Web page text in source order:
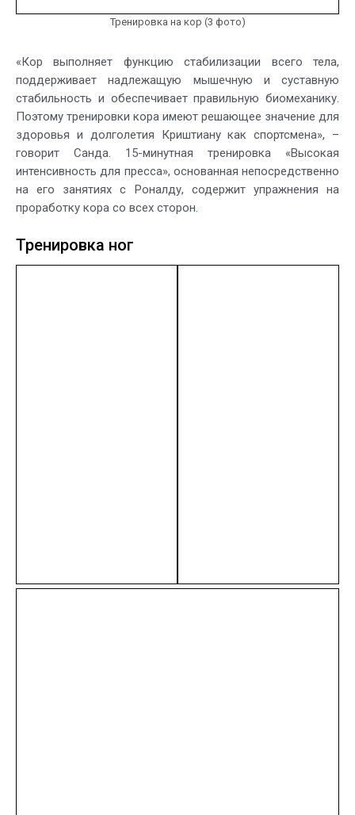
Тренировка на кор (3 фото)
«Кор выполняет функцию стабилизации всего тела,
поддерживает надлежащую мышечную и суставную
стабильность и обеспечивает правильную биомеханику.
Поэтому тренировки кора имеют решающее значение для
здоровья и долголетия Криштиану как спортсмена», –
говорит Санда. 15-минутная тренировка «Высокая
интенсивность для пресса», основанная непосредственно
на его занятиях с Роналду, содержит упражнения на
проработку кора со всех сторон.
Тренировка ног